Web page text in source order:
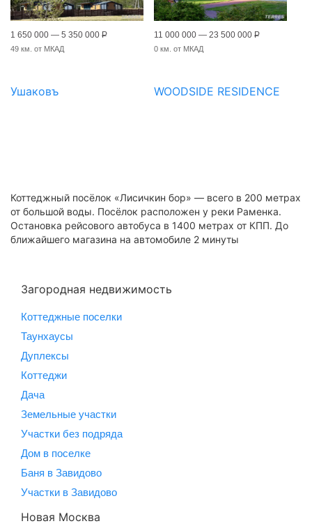
1 650 000 — 5 350 000 Р
49 км. от МКАД
Ушаковъ
11 000 000 — 23 500 000 Р
0 км. от МКАД
WOODSIDE RESIDENCE
Коттеджный посёлок «Лисичкин бор» — всего в 200 метрах
от большой воды. Посёлок расположен у реки Раменка.
Остановка рейсового автобуса в 1400 метрах от КПП. До
ближайшего магазина на автомобиле 2 минуты
Загородная недвижимость
Коттеджные поселки
Таунхаусы
Дуплексы
Коттеджи
Дача
Земельные участки
Участки без подряда
Дом в поселке
Баня в Завидово
Участки в Завидово
Новая Москва